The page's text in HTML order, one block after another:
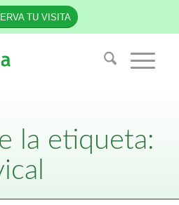
TU VISITA
la etiqueta: